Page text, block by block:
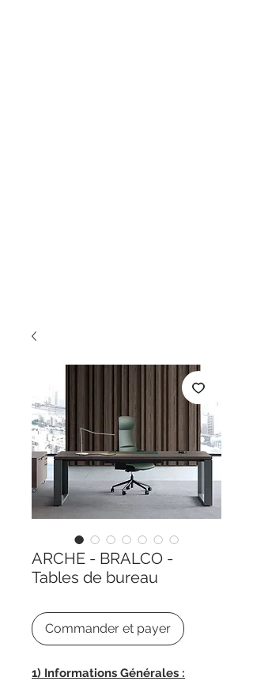
ARCHE - BRALCO -
Tables de bureau
Commander et payer
1) Informations Générales :